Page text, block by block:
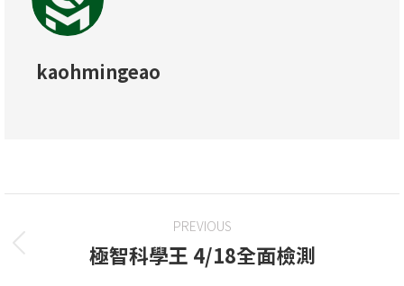
kaohmingeao
PREVIOUS
極智科學王 4/18全面檢測